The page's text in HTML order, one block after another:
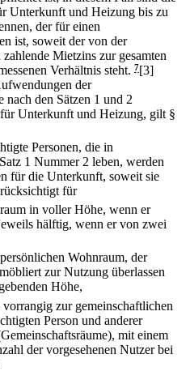
Unterkunft und Heizung bis zu
der für einen
ist, soweit der von der
Mietzins zur gesamten
Verhältnis steht. 7[3]
der
nach den Sätzen 1 und 2
Unterkunft und Heizung, gilt §
Personen, die in
1 Nummer 2 leben, werden
für die Unterkunft, soweit sie
für
in voller Höhe, wenn er
hälftig, wenn er von zwei
Wohnraum, der
zur Nutzung überlassen
Höhe,
zur gemeinschaftlichen
Person und anderer
mit einem
der vorgesehenen Nutzer bei